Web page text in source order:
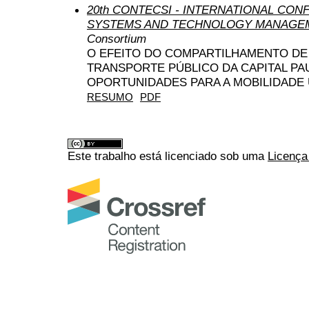
20th CONTECSI - INTERNATIONAL
SYSTEMS AND TECHNOLOGY
Consortium
O EFEITO DO COMPARTILHAMENTO
TRANSPORTE PÚBLICO DA CAPITAL
OPORTUNIDADES PARA A
RESUMO PDF
Este trabalho está licenciado sob uma